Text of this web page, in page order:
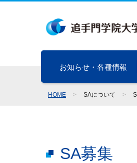
お知らせ・各種情報
HOME > SAについて >
SA募集